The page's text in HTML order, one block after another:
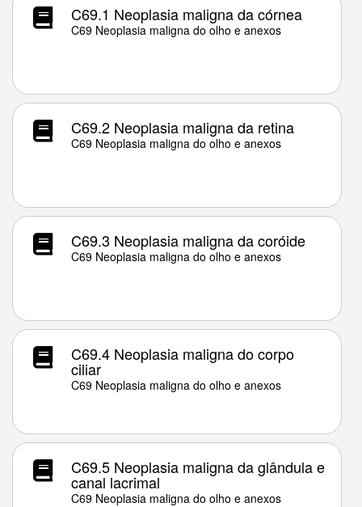
C69.1 Neoplasia maligna da córnea
C69 Neoplasia maligna do olho e anexos
C69.2 Neoplasia maligna da retina
C69 Neoplasia maligna do olho e anexos
C69.3 Neoplasia maligna da coróide
C69 Neoplasia maligna do olho e anexos
C69.4 Neoplasia maligna do corpo
ciliar
C69 Neoplasia maligna do olho e anexos
C69.5 Neoplasia maligna da glândula e
canal lacrimal
C69 Neoplasia maligna do olho e anexos